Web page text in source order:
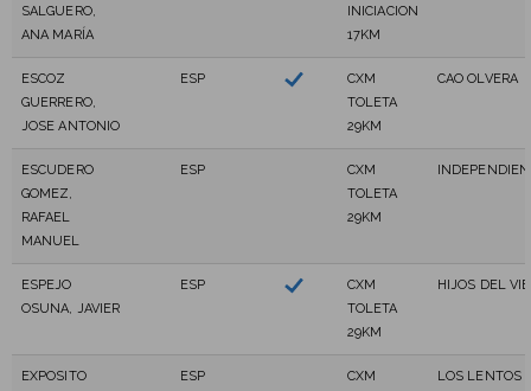
SALGUERO,
ANA MARÍA
INICIACION
17KM
ESCOZ
GUERRERO,
JOSE ANTONIO
ESP
CXM
TOLETA
29KM
CAO OLVERA
ESCUDERO
GOMEZ,
RAFAEL
MANUEL
ESP
CXM
TOLETA
29KM
ESPEJO
OSUNA, JAVIER
ESP
CXM
TOLETA
29KM
HIJOS DEL
EXPOSITO
ESP
CXM
LOS LENTOS